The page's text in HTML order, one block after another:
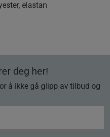
elastan
deg her!
å ikke gå glipp av tilbud og